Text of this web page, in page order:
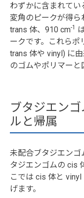
わずかに含まれてい
変角のピークが得ら
trans 体、910 cm-1
ークです。これらポ
trans 体や vinyl) に
のゴムやポリマーと
ブタジエン
ルと帰属
未配合ブタジエン
タジエンゴムの cis
こでは cis 体と
げます。